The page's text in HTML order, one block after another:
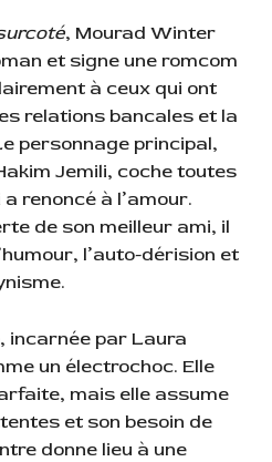
, Mourad Winter
et signe une romcom
à ceux qui ont
relations bancales et la
personnage principal,
Jemili, coche toutes
renoncé à l’amour.
de son meilleur ami, il
l’auto-dérision et
incarnée par Laura
un électrochoc. Elle
mais elle assume
et son besoin de
donne lieu à une